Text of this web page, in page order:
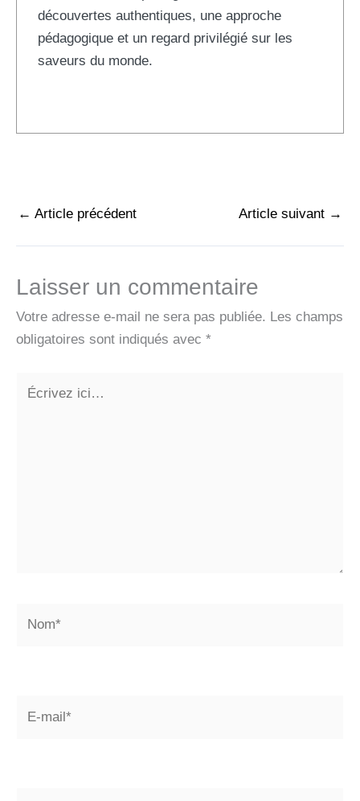
découvertes authentiques, une approche
pédagogique et un regard privilégié sur les
saveurs du monde.
← Article précédent Article suivant →
Laisser un commentaire
Votre adresse e-mail ne sera pas publiée. Les champs
obligatoires sont indiqués avec *